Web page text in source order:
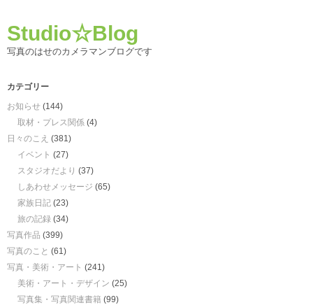
Studio☆Blog
写真のはせのカメラマンブログです
カテゴリー
お知らせ (144)
取材・プレス関係 (4)
日々のこえ (381)
イベント (27)
スタジオだより (37)
しあわせメッセージ (65)
家族日記 (23)
旅の記録 (34)
写真作品 (399)
写真のこと (61)
写真・美術・アート (241)
美術・アート・デザイン (25)
写真集・写真関連書籍 (99)